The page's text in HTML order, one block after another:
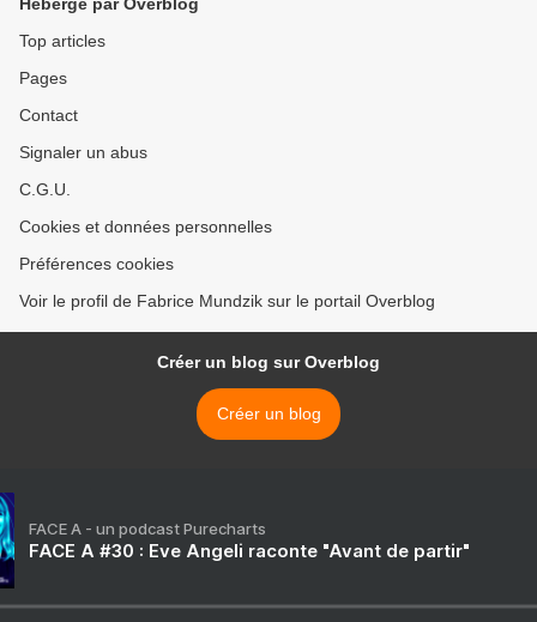
Top articles
Pages
Contact
Signaler un abus
C.G.U.
Cookies et données personnelles
Préférences cookies
Voir le profil de Fabrice Mundzik sur le portail Overblog
Créer un blog sur Overblog
Créer un blog
FACE A - un podcast Purecharts
FACE A #30 : Eve Angeli raconte "Avant de partir"